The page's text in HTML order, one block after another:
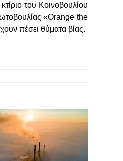
του Κοινοβουλίου
«Orange the
πέσει θύματα βίας.